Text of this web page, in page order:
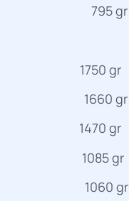
795 gr
1750 gr
1660 gr
1470 gr
1085 gr
1060 gr